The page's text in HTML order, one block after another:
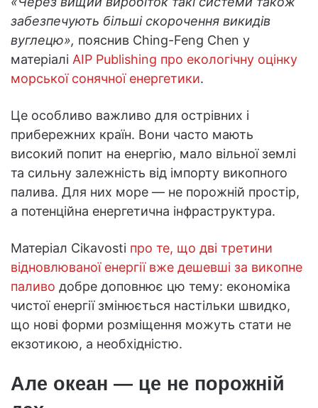
забезпечують більші скорочення викидів
вуглецю», пояснив Ching-Feng Chen у
матеріалі AIP Publishing про екологічну оцінку
морської сонячної енергетики.
Це особливо важливо для острівних і
прибережних країн. Вони часто мають
високий попит на енергію, мало вільної землі
та сильну залежність від імпорту викопного
палива. Для них море — не порожній простір,
а потенційна енергетична інфраструктура.
Матеріал Cikavosti про те, що дві третини
відновлюваної енергії вже дешевші за викопне
паливо добре доповнює цю тему: економіка
чистої енергії змінюється настільки швидко,
що нові форми розміщення можуть стати не
екзотикою, а необхідністю.
Але океан — це не порожній